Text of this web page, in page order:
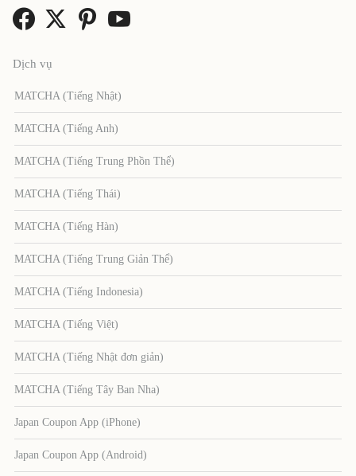
Dịch vụ
MATCHA (Tiếng Nhật)
MATCHA (Tiếng Anh)
MATCHA (Tiếng Trung Phồn Thể)
MATCHA (Tiếng Thái)
MATCHA (Tiếng Hàn)
MATCHA (Tiếng Trung Giản Thể)
MATCHA (Tiếng Indonesia)
MATCHA (Tiếng Việt)
MATCHA (Tiếng Nhật đơn giản)
MATCHA (Tiếng Tây Ban Nha)
Japan Coupon App (iPhone)
Japan Coupon App (Android)